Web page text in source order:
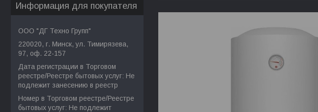
Информация для покупателя
ООО "ДГ Техно Групп"
220020, г. Минск, ул. Тимирязева,
97, оф. 22-157
Дата регистрации в Торговом
реестре/Реестре бытовых услуг: Не
подлежит занесению в реестр
Номер в Торговом реестре/Реестре
бытовых услуг: Не подлежит